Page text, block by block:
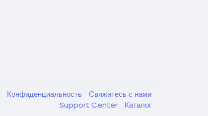
Конфиденциальность
Свяжитесь с нами
Support Center
Каталог